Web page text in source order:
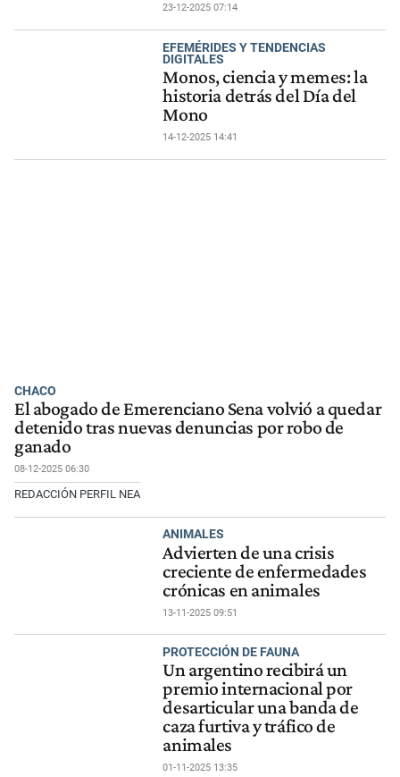
23-12-2025 07:14
EFEMÉRIDES Y TENDENCIAS
DIGITALES
Monos, ciencia y memes: la
historia detrás del Día del
Mono
14-12-2025 14:41
CHACO
El abogado de Emerenciano Sena volvió a quedar
detenido tras nuevas denuncias por robo de
ganado
08-12-2025 06:30
REDACCIÓN PERFIL NEA
ANIMALES
Advierten de una crisis
creciente de enfermedades
crónicas en animales
13-11-2025 09:51
PROTECCIÓN DE FAUNA
Un argentino recibirá un
premio internacional por
desarticular una banda de
caza furtiva y tráfico de
animales
01-11-2025 13:35